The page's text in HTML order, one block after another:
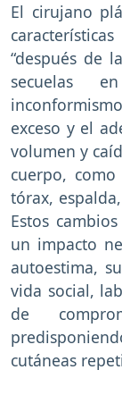
El cirujano
“después de
secuelas
exceso y el
volumen y
cuerpo,
tórax,
Estos
un impacto
autoestima,
vida social,
de
cutáneas